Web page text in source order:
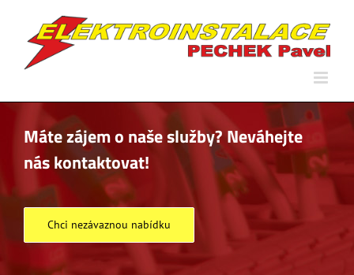
obsah
Máte zájem o naše služby? Neváhejte
nás kontaktovat!
Chci nezávaznou nabídku